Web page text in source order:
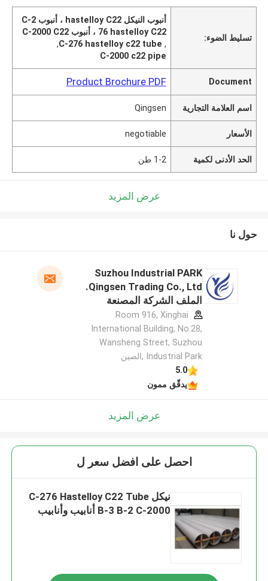
تسليط الضوء:
أنبوب النيكل hastelloy C22 ، أنبوب C-2
76 hastelloy C22 ، أنبوب C-2000 C22
,
C-276 hastelloy c22 tube
,
C-2000 c22 pipe
Document
Product Brochure PDF
اسم العلامة التجارية Qingsen
الأسعار negotiable
الحد الأدنى لكمية 1-2 طن
عرض المزيد
حول نا
Suzhou Industrial PARK
Qingsen Trading Co., Ltd.
الملف الشركة المصنعة
Room 916, Xinghai
International Building, No.28,
Wansheng Street, Suzhou
Industrial Park ,الصين
5.0
يدقّق ممون
عرض المزيد
احصل على افضل سعر ل
نيكل C-276 Hastelloy C22 Tube
B-3 B-2 C-2000 أنابيب وأنابيب